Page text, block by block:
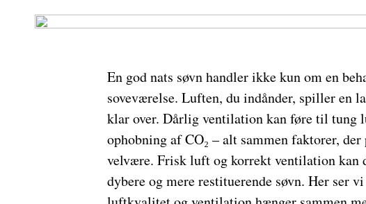
En god nats søvn handler ikke kun om en
soveværelse. Luften, du indånder, spiller en
klar over. Dårlig ventilation kan føre til tung
ophobning af CO₂ – alt sammen faktorer,
velvære. Frisk luft og korrekt ventilation kan
dybere og mere restituerende søvn. Her ser